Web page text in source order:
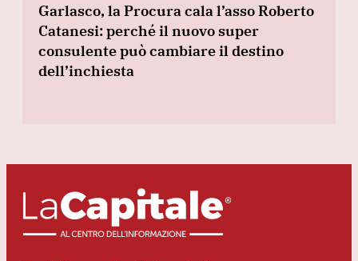
Garlasco, la Procura cala l’asso Roberto
Catanesi: perché il nuovo super
consulente può cambiare il destino
dell’inchiesta